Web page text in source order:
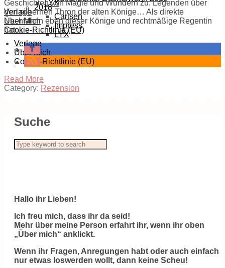
LYX
Verlage
Über Mich
Cookie-Richtlinie (EU)
2018
Carlsen
Impress
LYX
Verlage
Über Mich
Cookie-Richtlinie (EU)
Geschichten von Magie und Wundern zu. Legenden über
den silbernen Thron der alten Könige… Als direkte
Nachfahrin eben dieser Könige und rechtmäßige Regentin
hat…
Read More
Category: Rezension
Suche
Hallo ihr Lieben!
Ich freu mich, dass ihr da seid!
Mehr über meine Person erfahrt ihr, wenn ihr oben
„Über mich“ anklickt.
Wenn ihr Fragen, Anregungen habt oder auch einfach
nur etwas loswerden wollt, dann keine Scheu!